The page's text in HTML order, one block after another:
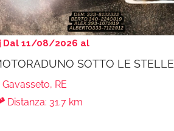
Dal 11/08/2026 al
SOTTO LE STELLE
Gavasseto, RE
Distanza: 31.7 km